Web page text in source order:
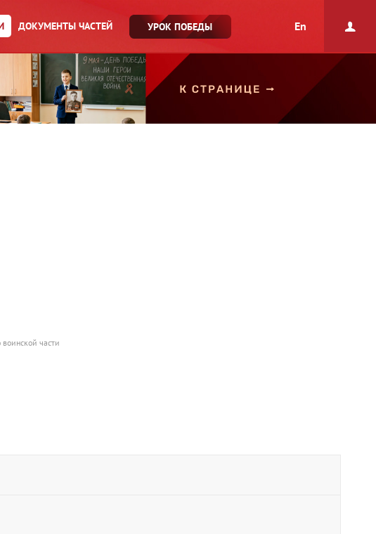
ДОКУМЕНТЫ ЧАСТЕЙ УРОК ПОБЕДЫ En
части